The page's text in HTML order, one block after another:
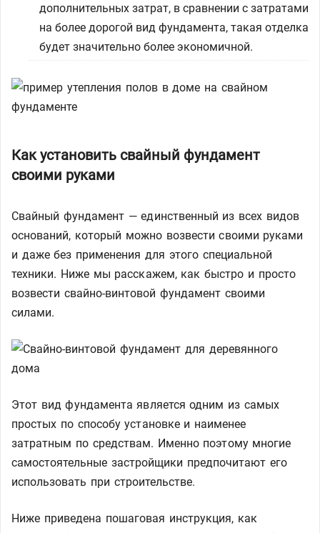
дополнительных затрат, в сравнении с затратами
на более дорогой вид фундамента, такая отделка
будет значительно более экономичной.
Как установить свайный фундамент
своими руками
Свайный фундамент — единственный из всех видов
оснований, который можно возвести своими руками
и даже без применения для этого специальной
техники. Ниже мы расскажем, как быстро и просто
возвести свайно-винтовой фундамент своими
силами.
Этот вид фундамента является одним из самых
простых по способу установке и наименее
затратным по средствам. Именно поэтому многие
самостоятельные застройщики предпочитают его
использовать при строительстве.
Ниже приведена пошаговая инструкция, как